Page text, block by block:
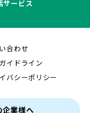
サービス
合わせ
イドライン
バシーポリシー
企業様へ